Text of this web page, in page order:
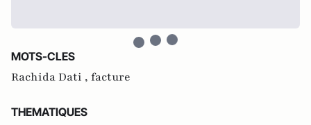
MOTS-CLES
Rachida Dati , facture
THEMATIQUES